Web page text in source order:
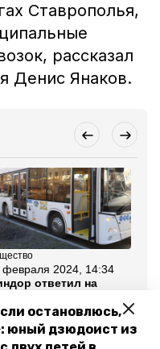
остановлюсь,
юный дзюдоист из
Ставрополья,
рассказал
Денис Янаков.
февраля 2024, 14:34
ответил на
на ул.
в Ставрополе